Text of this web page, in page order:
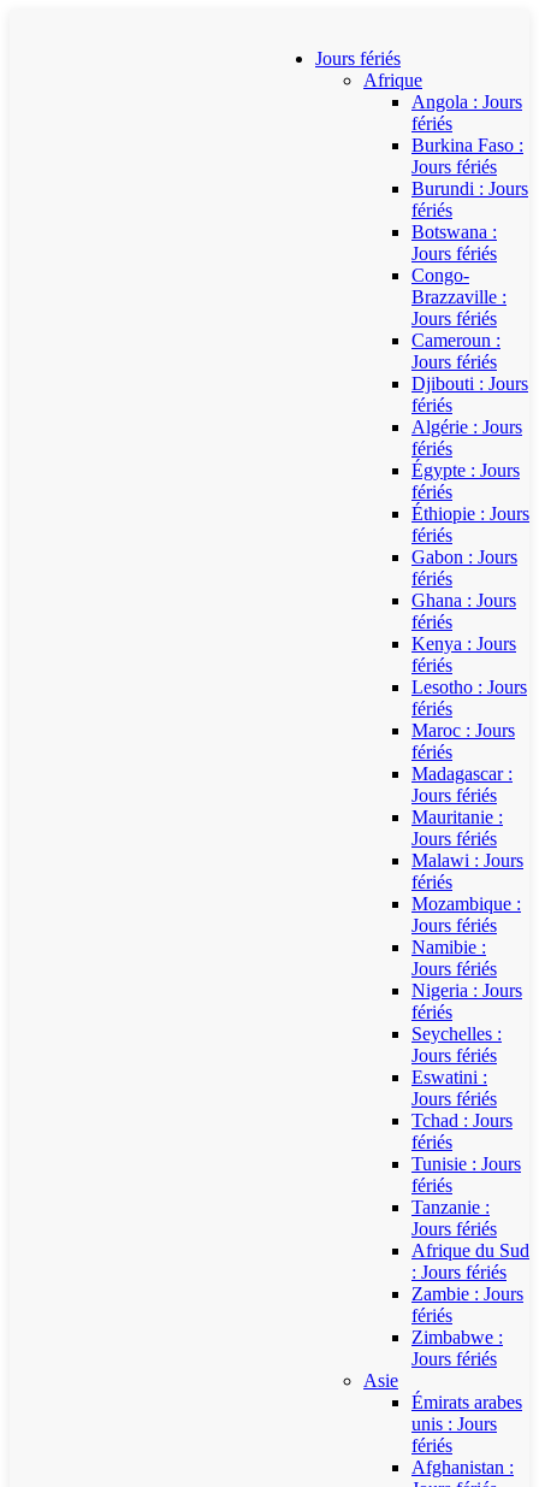
Jours fériés
Afrique
Angola : Jours
fériés
Burkina Faso :
Jours fériés
Burundi : Jours
fériés
Botswana :
Jours fériés
Congo-
Brazzaville :
Jours fériés
Cameroun :
Jours fériés
Djibouti : Jours
fériés
Algérie : Jours
fériés
Égypte : Jours
fériés
Éthiopie : Jours
fériés
Gabon : Jours
fériés
Ghana : Jours
fériés
Kenya : Jours
fériés
Lesotho : Jours
fériés
Maroc : Jours
fériés
Madagascar :
Jours fériés
Mauritanie :
Jours fériés
Malawi : Jours
fériés
Mozambique :
Jours fériés
Namibie :
Jours fériés
Nigeria : Jours
fériés
Seychelles :
Jours fériés
Eswatini :
Jours fériés
Tchad : Jours
fériés
Tunisie : Jours
fériés
Tanzanie :
Jours fériés
Afrique du Sud
: Jours fériés
Zambie : Jours
fériés
Zimbabwe :
Jours fériés
Asie
Émirats arabes
unis : Jours
fériés
Afghanistan :